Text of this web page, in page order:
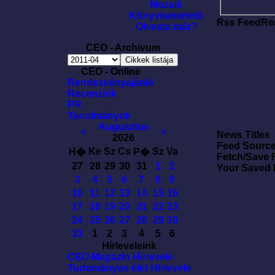
Mozaik
Könyvismertetõ
Olvasta már?
CEO - Archivum
CEO - Online
Rendezvényajánló
Recenziók
PR
Tanulmányok
<
Augusztus
2026
>
H� Ke Sz Cs P� Sz Va
27
28 29 30 31 1
2
3
4 5 6 7 8
9
10
11 12 13 14 15 16
17
18 19 20 21 22 23
24
25 26 27 28 29 30
31
1 2 3 4 5
6
Hírleveleink
CEO Magazin Hírlevele
Tudományos élet Hírlevele
Rss
News Titles
Feed
Fetch/Save
Your Saved